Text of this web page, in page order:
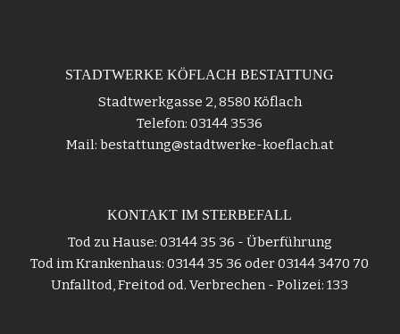
STADTWERKE KÖFLACH BESTATTUNG
Stadtwerkgasse 2, 8580 Köflach
Telefon: 03144 3536
Mail: bestattung@stadtwerke-koeflach.at
KONTAKT IM STERBEFALL
Tod zu Hause: 03144 35 36 - Überführung
Tod im Krankenhaus: 03144 35 36 oder 03144 3470 70
Unfalltod, Freitod od. Verbrechen - Polizei: 133